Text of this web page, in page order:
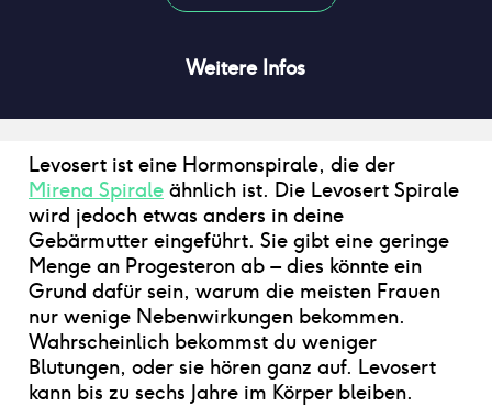
Weitere Infos
Levosert ist eine Hormonspirale, die der
Mirena Spirale
wird jedoch etwas anders in deine
Gebärmutter eingeführt. Sie gibt eine geringe
Menge an Progesteron ab – dies könnte ein
Grund dafür sein, warum die meisten Frauen
nur wenige Nebenwirkungen bekommen.
Wahrscheinlich bekommst du weniger
Blutungen, oder sie hören ganz auf. Levosert
kann bis zu sechs Jahre im Körper bleiben.